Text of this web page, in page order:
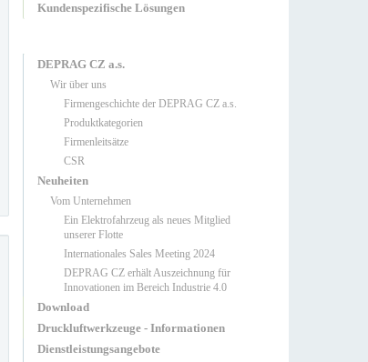
Kundenspezifische Lösungen
DEPRAG CZ a.s.
Wir über uns
Firmengeschichte der DEPRAG CZ a.s.
Produktkategorien
Firmenleitsätze
CSR
Neuheiten
Vom Unternehmen
Ein Elektrofahrzeug als neues Mitglied
unserer Flotte
Internationales Sales Meeting 2024
DEPRAG CZ erhält Auszeichnung für
Innovationen im Bereich Industrie 4.0
Download
Druckluftwerkzeuge - Informationen
Dienstleistungsangebote